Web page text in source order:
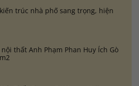
trúc nhà phố sang trọng, hiện
thất Anh Phạm Phan Huy Ích Gò